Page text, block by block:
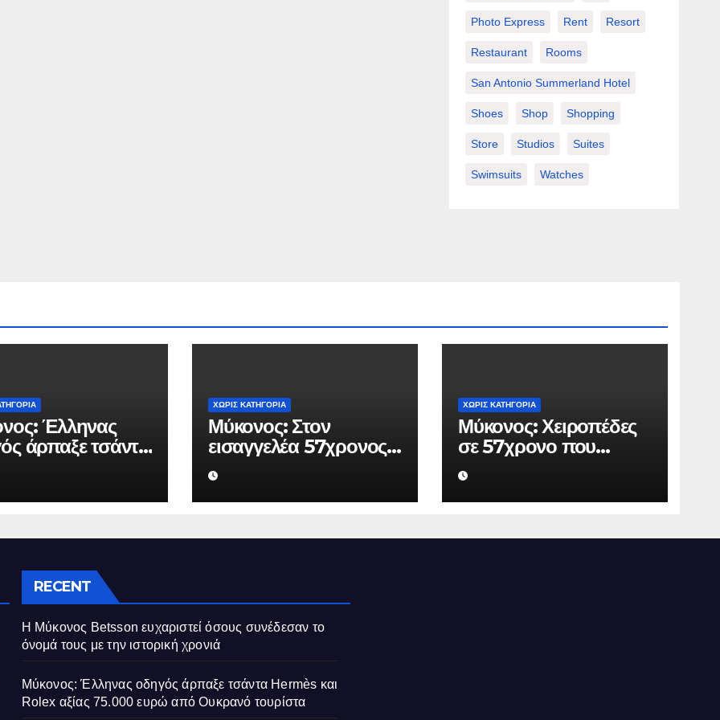
Photo Express Rent Resort
Restaurant Rooms
San Antonio Summerland Hotel
Shoes Shop Shopping
Store Studios Suites
Swimsuits Watches
Έλληνας
άρπαξε τσάντα
και Rolex
75.000 ευρώ
ΧΩΡΊΣ ΚΑΤΗΓΟΡΊΑ
Μύκονος: Στον
εισαγγελέα 57χρονος
που απαιτούσε από
επιχειρηματία 80.000
ευρώ για να μην κάνει
ΧΩΡΊΣ ΚΑΤΗΓΟΡΊΑ
Μύκονος: Χειροπέδες
σε 57χρονο που
φέρεται να εκβίαζε
επιχείρηση για να
«θάψει» ψευδείς
RECENT
Η Μύκονος Betsson ευχαριστεί όσους συνέδεσαν το
όνομά τους με την ιστορική χρονιά
Μύκονος: Έλληνας οδηγός άρπαξε τσάντα Hermès και
Rolex αξίας 75.000 ευρώ από Ουκρανό τουρίστα